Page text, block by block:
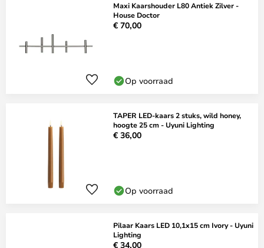
Maxi Kaarshouder L80 Antiek Zilver -
House Doctor
€ 70,00
Op voorraad
TAPER LED-kaars 2 stuks, wild honey,
hoogte 25 cm - Uyuni Lighting
€ 36,00
Op voorraad
Pilaar Kaars LED 10,1x15 cm Ivory - Uyuni
Lighting
€ 34,00